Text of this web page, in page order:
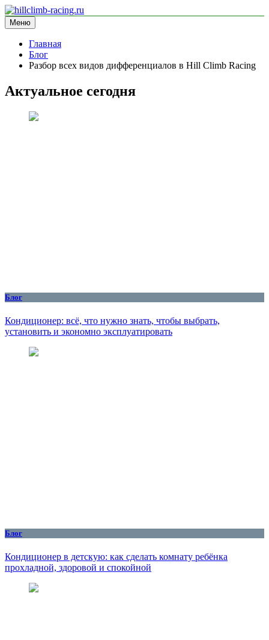
Перейти
к
содержимому
hillclimb-racing.ru
информационный сайт
Меню
Главная
Блог
Разбор всех видов дифференциалов в Hill Climb Racing
Актуальное сегодня
Блог
Кондиционер: всё, что нужно знать, чтобы выбрать,
установить и экономно эксплуатировать
Блог
Кондиционер в детскую: как сделать комнату ребёнка
прохладной, здоровой и спокойной